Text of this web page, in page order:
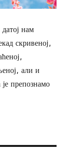
нам
скривеној,
али и
препознамо